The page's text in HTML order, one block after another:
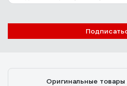
Оригинальные товары